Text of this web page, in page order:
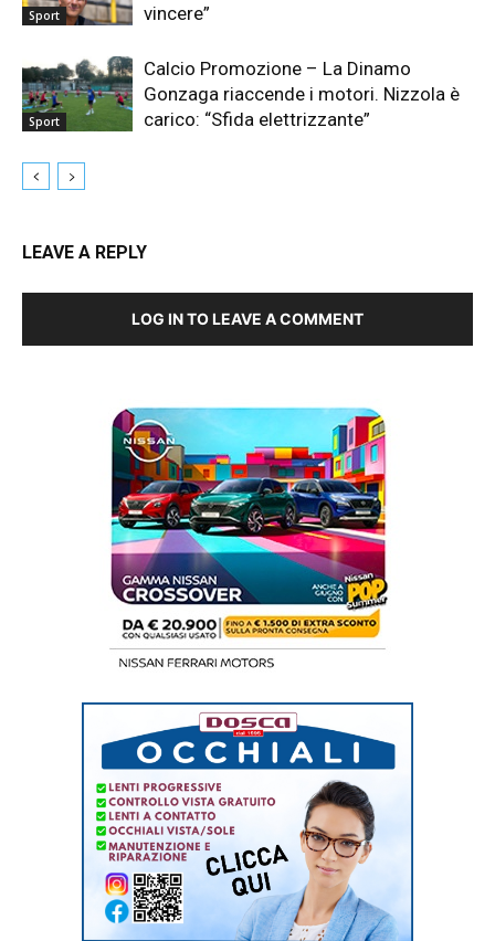
Sport
vincere”
Sport
Calcio Promozione – La Dinamo
Gonzaga riaccende i motori. Nizzola è
carico: “Sfida elettrizzante”
LEAVE A REPLY
LOG IN TO LEAVE A COMMENT